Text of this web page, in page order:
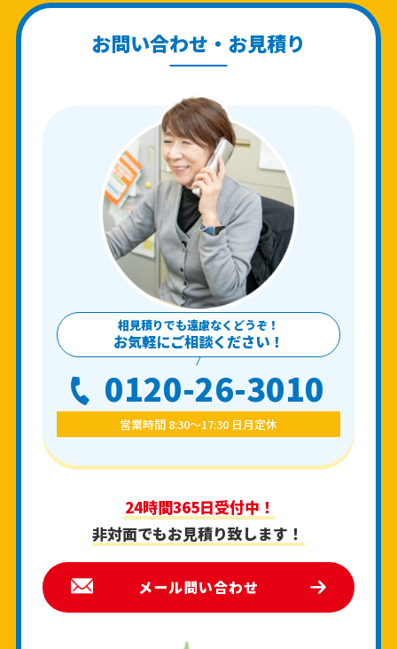
お問い合わせ・お見積り
相見積りでも遠慮なくどうぞ！
お気軽にご相談ください！
0120-26-3010
営業時間 8:30〜17:30 日月定休
24時間365日受付中！
非対面でもお見積り致します！
メール問い合わせ